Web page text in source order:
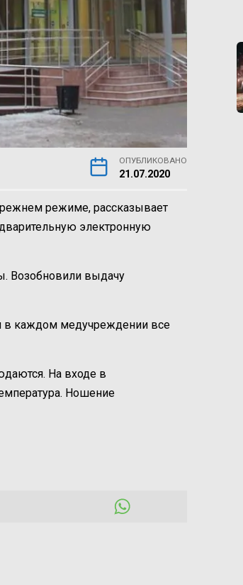
ОПУБЛИКОВАНО
21.07.2020
режиме, рассказывает
электронную
Возобновили выдачу
каждом медучреждении все
На входе в
Ношение